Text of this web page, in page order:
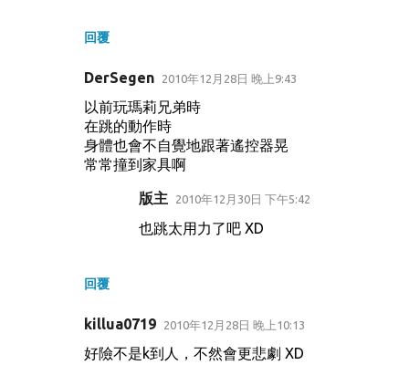
回覆
DerSegen 2010年12月28日 晚上9:43
以前玩瑪莉兄弟時
在跳的動作時
身體也會不自覺地跟著遙控器晃
常常撞到家具啊
回覆
版主 2010年12月30日 下午5:42
也跳太用力了吧 XD
killua0719 2010年12月28日 晚上10:13
好險不是k到人，不然會更悲劇 XD